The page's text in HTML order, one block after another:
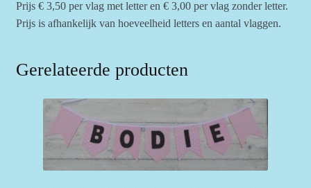
Prijs € 3,50 per vlag met letter en € 3,00 per vlag zonder letter.
Prijs is afhankelijk van hoeveelheid letters en aantal vlaggen.
Gerelateerde producten